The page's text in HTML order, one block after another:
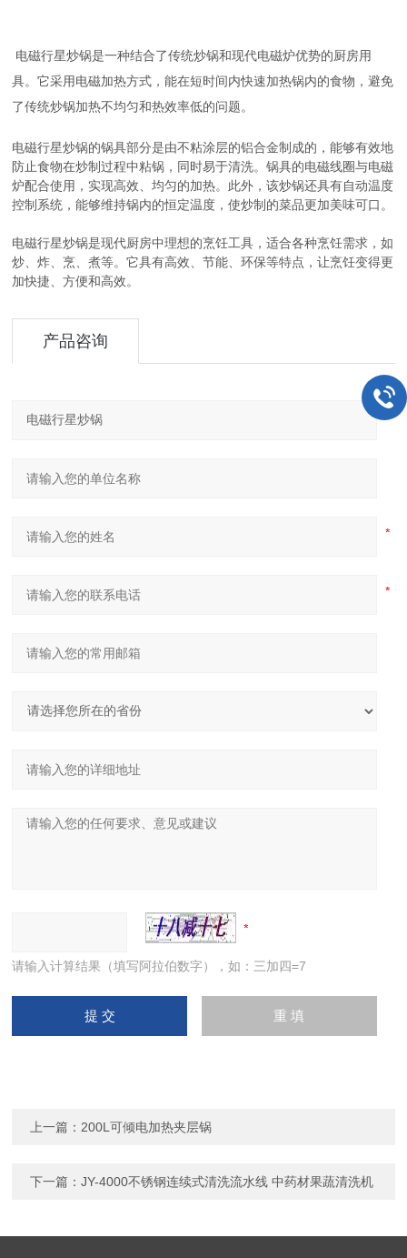
电磁行星炒锅是一种结合了传统炒锅和现代电磁炉优势的厨房用
具。它采用电磁加热方式，能在短时间内快速加热锅内的食物，避免
了传统炒锅加热不均匀和热效率低的问题。
电磁行星炒锅的锅具部分是由不粘涂层的铝合金制成的，能够有效地
防止食物在炒制过程中粘锅，同时易于清洗。锅具的电磁线圈与电磁
炉配合使用，实现高效、均匀的加热。此外，该炒锅还具有自动温度
控制系统，能够维持锅内的恒定温度，使炒制的菜品更加美味可口。
电磁行星炒锅是现代厨房中理想的烹饪工具，适合各种烹饪需求，如
炒、炸、烹、煮等。它具有高效、节能、环保等特点，让烹饪变得更
加快捷、方便和高效。
产品咨询
请输入计算结果（填写阿拉伯数字），如：三加四=7
上一篇： 200L可倾电加热夹层锅
下一篇：JY-4000不锈钢连续式清洗流水线 中药材果蔬清洗机